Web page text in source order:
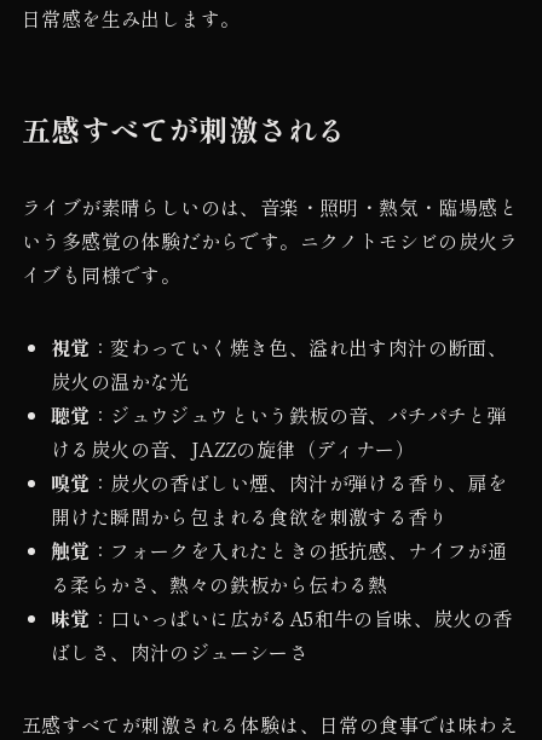
日常感を生み出します。
五感すべてが刺激される
ライブが素晴らしいのは、音楽・照明・熱気・臨場感と
いう多感覚の体験だからです。ニクノトモシビの炭火ラ
イブも同様です。
視覚 ：変わっていく焼き色、溢れ出す肉汁の断面、
炭火の温かな光
聴覚 ：ジュウジュウという鉄板の音、パチパチと弾
ける炭火の音、JAZZの旋律（ディナー）
嗅覚 ：炭火の香ばしい煙、肉汁が弾ける香り、扉を
開けた瞬間から包まれる食欲を刺激する香り
触覚 ：フォークを入れたときの抵抗感、ナイフが通
る柔らかさ、熱々の鉄板から伝わる熱
味覚 ：口いっぱいに広がるA5和牛の旨味、炭火の香
ばしさ、肉汁のジューシーさ
五感すべてが刺激される体験は、日常の食事では味わえ